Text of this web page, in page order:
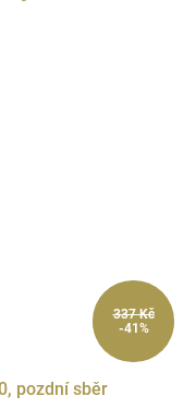
337 Kč
-41%
pozdní sběr